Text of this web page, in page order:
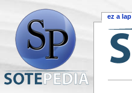
ez a lap